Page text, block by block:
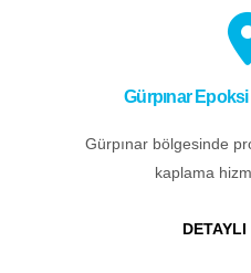
Gürpınar
Gürpınar bölgesinde
kaplama